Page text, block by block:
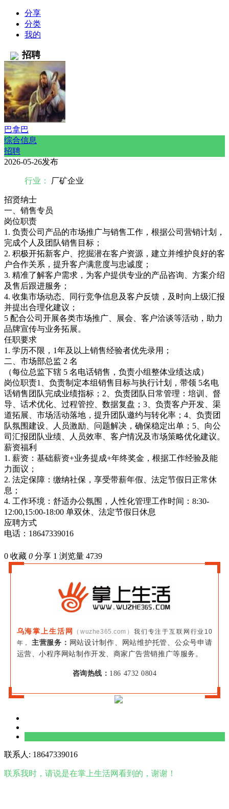
分享
分类
我的
招聘
巴拿巴
综合信息
招聘
2026-05-26发布
行业： 厂矿企业
招贤纳士
一、销售专员
岗位职责
1. 负责公司产品的市场推广与销售工作，根据公司营销计划，
完成个人及团队销售目标；
2. 积极开拓新客户、挖掘潜在客户资源，建立并维护良好的客
户合作关系，提升客户满意度与忠诚度；
3. 精准了解客户需求，为客户提供专业的产品咨询、方案介绍
及售后跟进服务；
4. 收集市场动态、同行竞争信息及客户反馈，及时向上级汇报
并提出合理化建议；
5 配合公司开展各类市场推广、展会、客户洽谈等活动，助力
品牌宣传与业务拓展。
任职要求
1. 学历不限，1年及以上销售经验者优先录用；
二、市场部总监 2 名
（每位总监下辖 5 名电话销售，负责小组整体业绩达成）
岗位职责1、负责制定本组销售目标与执行计划，带领 5名电
话销售团队完成业绩指标；2、负责团队日常管理：培训、督
导、话术优化、过程管控、数据复盘；3、负责客户开发、渠
道拓展、市场活动落地，提升团队邀约与转化率；4、负责团
队氛围建设、人员激励、问题解决，确保稳定出单；5、向公
司汇报团队业绩、人员效率、客户情况及市场策略优化建议。
薪资福利
1. 薪资：基础薪资+业务提成+年终奖金，根据工作经验及能
力面议；
2. 法定保障：缴纳社保，享受带薪年假、法定节假日正常休
息；
4. 工作环境：舒适办公氛围，人性化管理工作时间：8:30-
12:00,15:00-18:00 单双休、法定节假日休息
应聘方式
电话：18647339016
0 收藏 0 分享 1 浏览量 4739
乌海掌上生活网 （wuzhe365.com） 我们专注于互联网行业10
年， 主营服务： 网站设计制作、网站维护托管、公众号申请
运营、小程序网站制作开发、商家广告营销推广等服务。
咨询热线： 186 4732 0804
联系人: 18647339016
联系我时，请说是在掌上生活网看到的，谢谢！